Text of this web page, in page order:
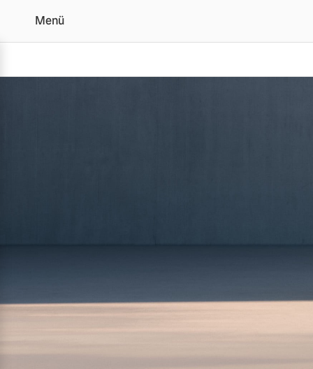
Der Volvo XC60 | Alle
Menü